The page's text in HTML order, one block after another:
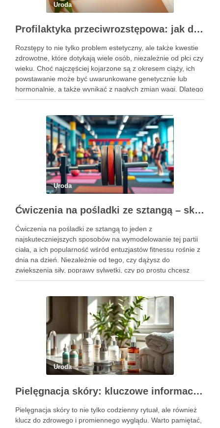
Uroda
Profilaktyka przeciwrozstępowa: jak dbać o skórę skutecznie?
Rozstępy to nie tylko problem estetyczny, ale także kwestie
zdrowotne, które dotykają wiele osób, niezależnie od płci czy
wieku. Choć najczęściej kojarzone są z okresem ciąży, ich
powstawanie może być uwarunkowane genetycznie lub
hormonalnie, a także wynikać z nagłych zmian wagi. Dlatego
kluczowe jest, aby już od najmłodszych lat zadbać …
Uroda
Ćwiczenia na pośladki ze sztangą – skuteczne metody i techniki treningowe
Ćwiczenia na pośladki ze sztangą to jeden z
najskuteczniejszych sposobów na wymodelowanie tej partii
ciała, a ich popularność wśród entuzjastów fitnessu rośnie z
dnia na dzień. Niezależnie od tego, czy dążysz do
zwiększenia siły, poprawy sylwetki, czy po prostu chcesz
poczuć się lepiej w swoim ciele, odpowiednio dobrane
Uroda
Pielęgnacja skóry: kluczowe informacje i skuteczne metody
Pielęgnacja skóry to nie tylko codzienny rytuał, ale również
klucz do zdrowego i promiennego wyglądu. Warto pamiętać,